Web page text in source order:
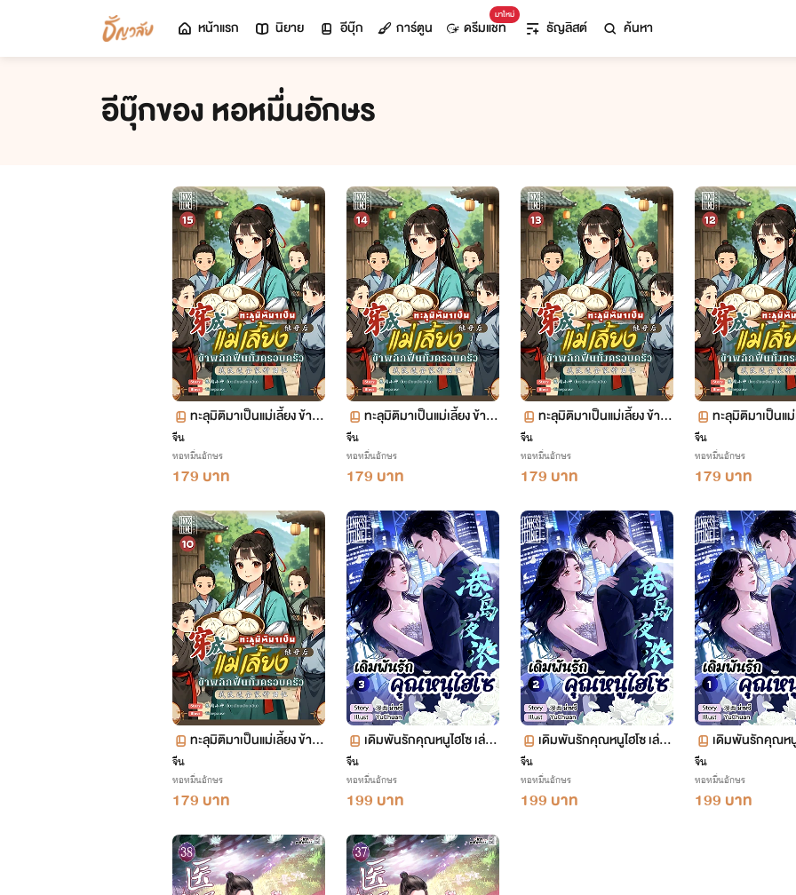
หน้าแรก นิยาย อีบุ๊ก การ์ตูน
มาใหม่
ดรีมแชท ธัญลิสต์ ค้นหา
อีบุ๊กของ หอหมื่นอักษร
ทะลุมิติมาเป็นแม่เลี้ยง ข้าพ
(จบ+ตอนพิเศษ)
จีน
หอหมื่นอักษร
179 บาท
ทะลุมิติมาเป็นแม่เลี้ยง ข้าพ
ตอน 706-758
จีน
หอหมื่นอักษร
179 บาท
ทะลุมิติมาเป็นแม่เลี้ยง ข้าพ
ตอน 653-705
จีน
หอหมื่นอักษร
179 บาท
ทะลุมิติมาเป็นแ
ตอน 600-652
จีน
หอหมื่นอักษร
179 บาท
ทะลุมิติมาเป็นแม่เลี้ยง ข้าพ
ตอน 493-546
จีน
หอหมื่นอักษร
179 บาท
เดิมพันรักคุณหนูไฮโซ เล่ม
จีน
หอหมื่นอักษร
199 บาท
เดิมพันรักคุณหนูไฮโซ เล่ม
จีน
หอหมื่นอักษร
199 บาท
เดิมพันรักคุณหนู
จีน
หอหมื่นอักษร
199 บาท